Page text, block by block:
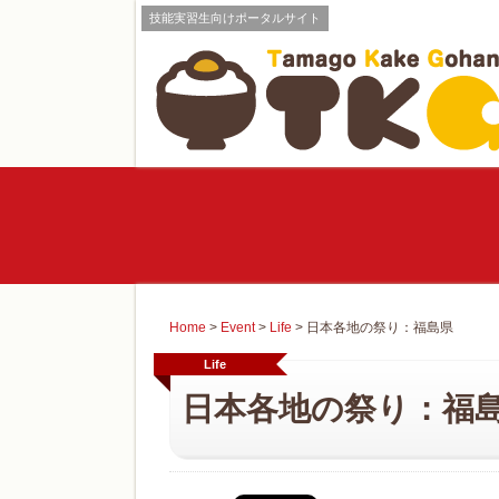
技能実習生向けポータルサイト
Home > Event> Life > 日本各地の祭り：福島県
Life
日本各地の祭り：福